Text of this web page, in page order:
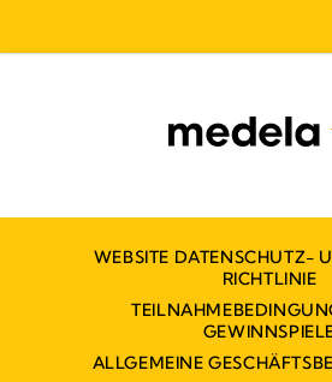
WEBSITE DATENSCHUTZ-
RICHTLINIE
ALLGEMEINE